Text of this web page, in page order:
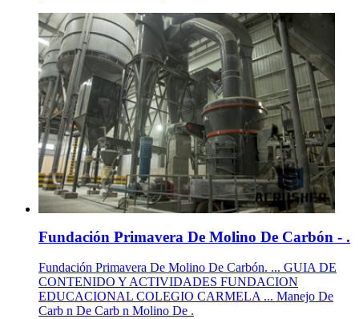
Fundación Primavera De Molino De Carbón - .
Fundación Primavera De Molino De Carbón. ... GUIA DE
CONTENIDO Y ACTIVIDADES FUNDACION
EDUCACIONAL COLEGIO CARMELA ... Manejo De
Carb n De Carb n Molino De .